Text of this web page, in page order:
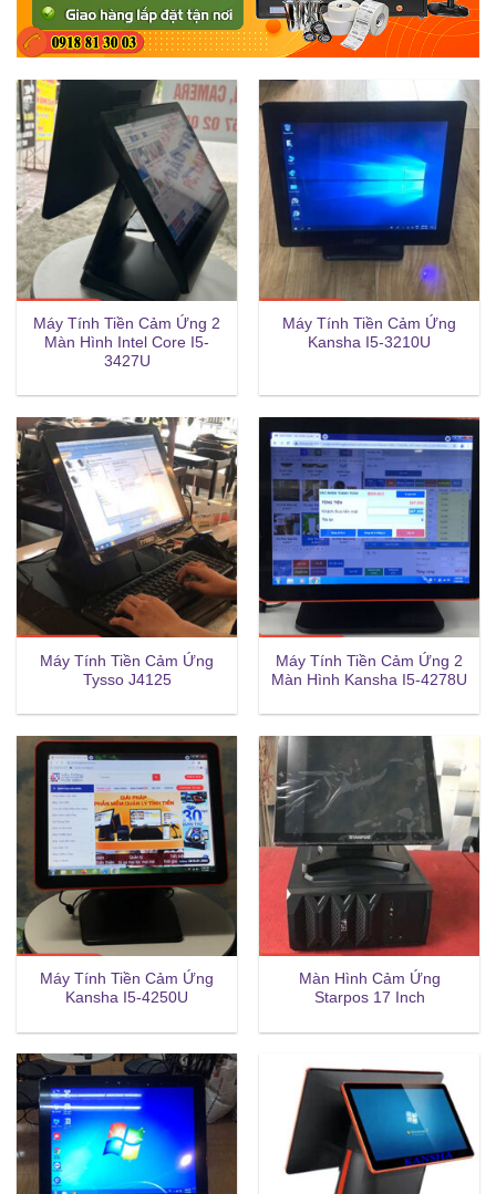
Máy Tính Tiền Cảm Ứng 2
Màn Hình Intel Core I5-
3427U
Máy Tính Tiền Cảm Ứng
Kansha I5-3210U
Máy Tính Tiền Cảm Ứng
Tysso J4125
Máy Tính Tiền Cảm Ứng 2
Màn Hình Kansha I5-4278U
Máy Tính Tiền Cảm Ứng
Kansha I5-4250U
Màn Hình Cảm Ứng
Starpos 17 Inch